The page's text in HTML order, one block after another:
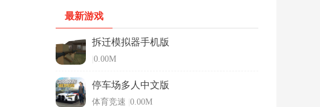
最新游戏
拆迁模拟器手机版
0.00M
停车场多人中文版
体育竞速 0.00M